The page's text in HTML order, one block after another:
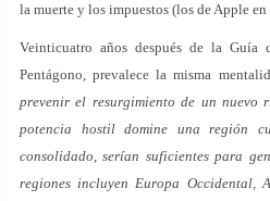
la muerte y los impuestos (los de Apple
Veinticuatro años después de la Guía
Pentágono, prevalece la misma
prevenir el resurgimiento de un nuevo
potencia hostil domine una región
consolidado, serían suficientes para
regiones incluyen Europa